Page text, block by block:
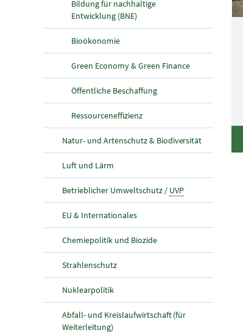
Bildung für nachhaltige
Entwicklung (BNE)
Bioökonomie
Green Economy & Green Finance
Öffentliche Beschaffung
Ressourceneffizienz
Natur- und Artenschutz & Biodiversität
Luft und Lärm
Betrieblicher Umweltschutz / UVP
EU & Internationales
Chemiepolitik und Biozide
Strahlenschutz
Nuklearpolitik
Abfall- und Kreislaufwirtschaft (für
Weiterleitung)